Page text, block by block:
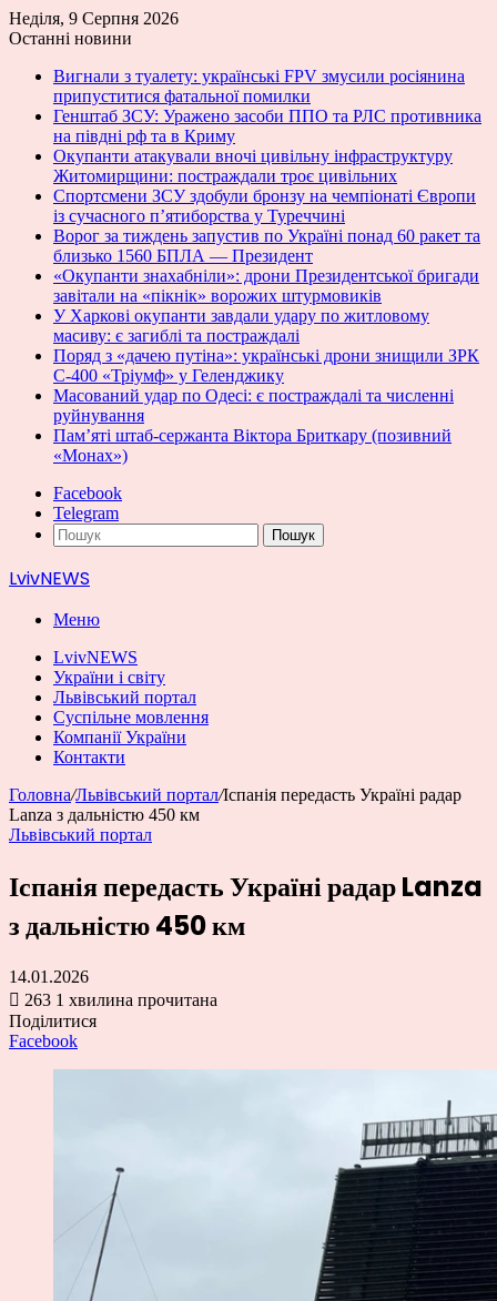
Неділя, 9 Серпня 2026
Останні новини
Вигнали з туалету: українські FPV змусили росіянина
припуститися фатальної помилки
Генштаб ЗСУ: Уражено засоби ППО та РЛС противника
на півдні рф та в Криму
Окупанти атакували вночі цивільну інфраструктуру
Житомирщини: постраждали троє цивільних
Спортсмени ЗСУ здобули бронзу на чемпіонаті Європи
із сучасного п’ятиборства у Туреччині
Ворог за тиждень запустив по Україні понад 60 ракет та
близько 1560 БПЛА — Президент
«Окупанти знахабніли»: дрони Президентської бригади
завітали на «пікнік» ворожих штурмовиків
У Харкові окупанти завдали удару по житловому
масиву: є загиблі та постраждалі
Поряд з «дачею путіна»: українські дрони знищили ЗРК
С-400 «Тріумф» у Геленджику
Масований удар по Одесі: є постраждалі та численні
руйнування
Пам’яті штаб-сержанта Віктора Бриткару (позивний
«Монах»)
Facebook
Telegram
Пошук
LvivNEWS
Меню
LvivNEWS
України і світу
Львівський портал
Суспільне мовлення
Компанії України
Контакти
Головна/Львівський портал/Іспанія передасть Україні радар
Lanza з дальністю 450 км
Львівський портал
Іспанія передасть Україні радар Lanza
з дальністю 450 км
14.01.2026
263 1 хвилина прочитана
Поділитися
Facebook